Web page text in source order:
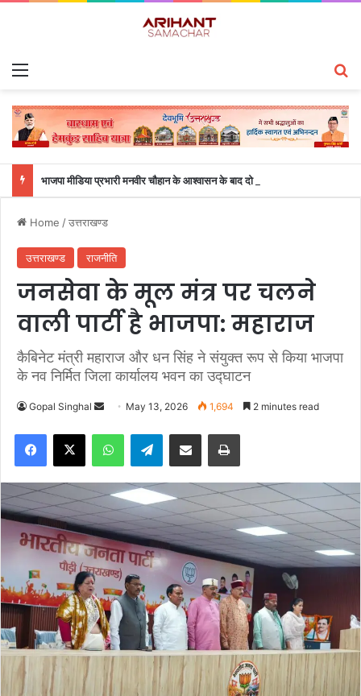
Home /उत्तराखण्ड
उत्तराखण्ड राजनीति
जनसेवा के मूल मंत्र पर चलने
वाली पार्टी है भाजपा: महाराज
कैबिनेट मंत्री महाराज और धन सिंह ने संयुक्त रूप से किया भाजपा
के नव निर्मित जिला कार्यालय भवन का उद्घाटन
Gopal Singhal
n
d
a
e
m
a
i
l
May 13, 2026 1,694 2 minutes read
Telegram